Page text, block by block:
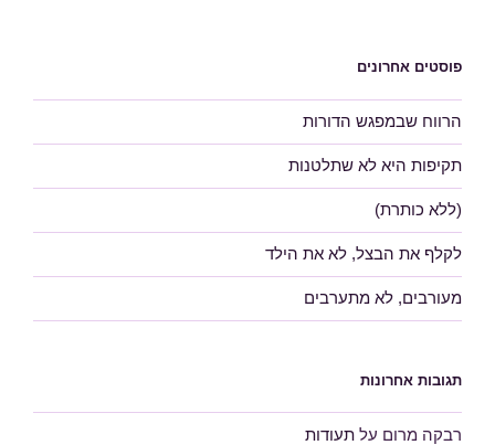
פוסטים אחרונים
הרווח שבמפגש הדורות
תקיפות היא לא שתלטנות
(ללא כותרת)
לקלף את הבצל, לא את הילד
מעורבים, לא מתערבים
תגובות אחרונות
רבקה מרום על תעודות